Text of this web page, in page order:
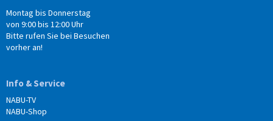
Montag bis Donnerstag
von 9:00 bis 12:00 Uhr
Bitte rufen Sie bei Besuchen
vorher an!
Info & Service
NABU-TV
NABU-Shop